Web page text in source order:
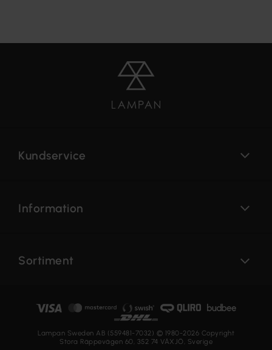
Kundservice
Information
Sortiment
Lampan Sweden AB (559481-7032) © 1980-2026 Copyright
Stora Räppevägen 60, 352 74 VÄXJÖ, Sverige